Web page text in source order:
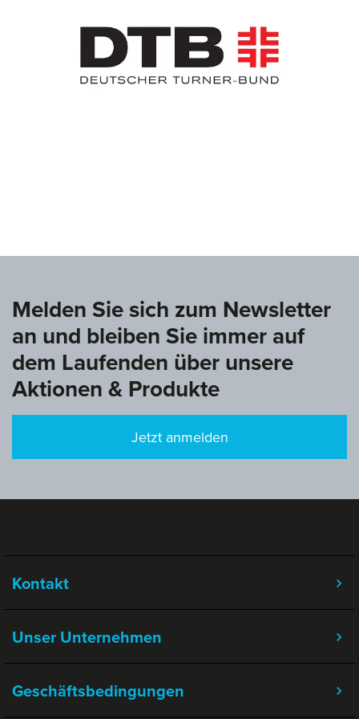
Melden Sie sich zum Newsletter
an und bleiben Sie immer auf
dem Laufenden über unsere
Aktionen & Produkte
Jetzt anmelden
Kontakt
Unser Unternehmen
Geschäftsbedingungen